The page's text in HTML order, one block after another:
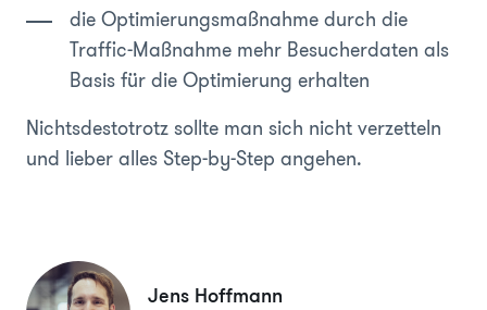
die Optimierungsmaßnahme durch die
Traffic-Maßnahme mehr Besucherdaten als
Basis für die Optimierung erhalten
Nichtsdestotrotz sollte man sich nicht verzetteln
und lieber alles Step-by-Step angehen.
Jens Hoffmann